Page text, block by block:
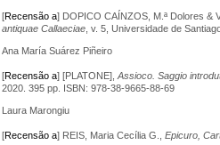
[Recensão a] DOPICO CAÍNZOS, M.ª Dolores &
antiquae Callaeciae , v. 5, Universidade de
Ana María Suárez Piñeiro
[Recensão a] [PLATONE], Assioco. Saggio
2020. 395 pp. ISBN: 978-38-9665-88-69
Laura Marongiu
[Recensão a] REIS, Maria Cecília G., Epicuro,